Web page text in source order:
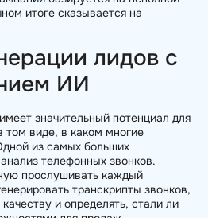
итоге сказывается на
лидов с
ИИ
значительный потенциал для
том виде, в каком многие
из самых больших
телефонных звонков.
прослушивать каждый
транскрипты звонков,
и определять, стали ли